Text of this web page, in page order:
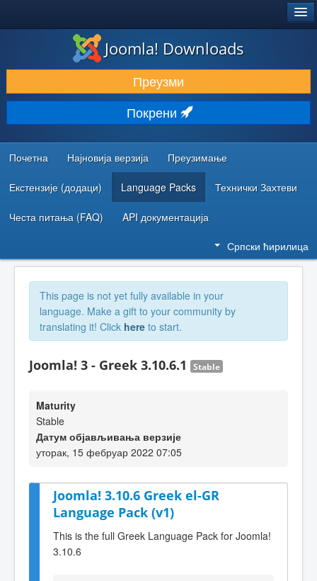
ПРЕУЗИМАЊЕ И ПРОШИРЕЊА (ЕКСТЕНЗИЈЕ)
ОТКРИЈТЕ И НАУЧИТЕ
ЗАЈЕДНИЦА И ПОДРШКА
РЕСУРСИ ЗА РАЗВОЈ
Joomla! Downloads
Преузми
Покрени
Почетна Најновија верзија Преузимање
Екстензије (додаци) Language Packs Технички Захтеви
Честа питања (FAQ) API документација
Српски ћирилица
This page is not yet fully available in your
language. Make a gift to your community by
translating it! Click here to start.
Joomla! 3 - Greek 3.10.6.1 Stable
Maturity
Stable
Датум објављивања верзије
уторак, 15 фебруар 2022 07:05
Joomla! 3.10.6 Greek el-GR
Language Pack (v1)
This is the full Greek Language Pack for Joomla!
3.10.6